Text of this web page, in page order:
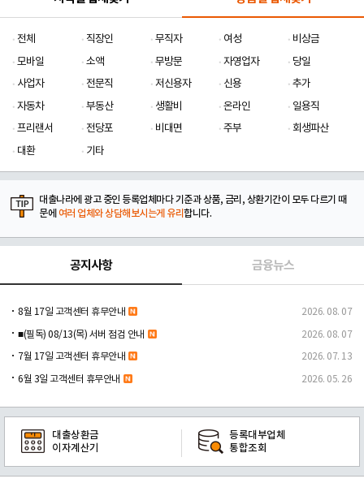
전체 직장인 무직자 여성
비상금
모바일
소액 무방문 자영업자
당일
사업자
전문직 저신용자 신용
추가
자동차
부동산 생활비 온라인
일용직
프리랜서
전당포 비대면 주부
회생파산
대환
기타
대출나라에 광고 중인 등록업체마다 기준과 상품, 금리, 상환기간이 모두 다르기 때
문에 여러 업체와 상담해보시는게 유리합니다.
공지사항 금융뉴스
8월 17일 고객센터 휴무안내 2026. 08. 07
■(필독) 08/13(목) 서버 점검 안내 2026. 08. 07
7월 17일 고객센터 휴무안내 2026. 07. 13
6월 3일 고객센터 휴무안내 2026. 05. 26
대출상환금
이자계산기
등록대부업체
통합조회